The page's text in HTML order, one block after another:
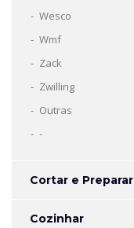
Wesco
Wmf
Zack
Zwilling
Outras
-
Cortar e Preparar
Cozinhar